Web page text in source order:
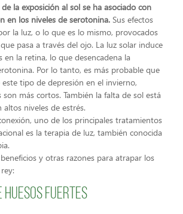
la exposición al sol se ha asociado con
en los niveles de serotonina. Sus efectos
la luz, o lo que es lo mismo, provocados
pasa a través del ojo. La luz solar induce
en la retina, lo que desencadena la
Por lo tanto, es más probable que
tipo de depresión en el invierno,
más cortos. También la falta de sol está
altos niveles de estrés.
uno de los principales tratamientos
es la terapia de luz, también conocida
y otras razones para atrapar los
huesos fuertes